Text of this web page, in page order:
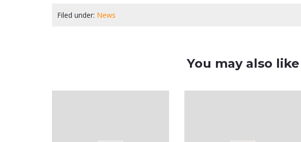
Filed under: News
You may also like